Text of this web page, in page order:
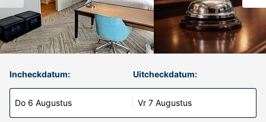
Incheckdatum:
Do 6 Augustus
Uitcheckdatum:
Vr 7 Augustus